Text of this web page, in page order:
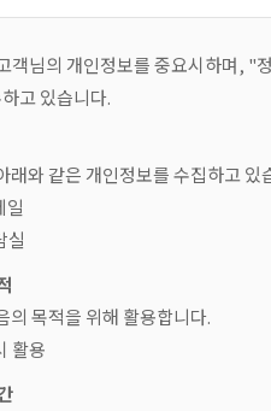
객님의 개인정보를 중요시하며, "
고 있습니다.
래와 같은 개인정보를 수집하고 있
일
실
의 목적을 위해 활용합니다.
활용